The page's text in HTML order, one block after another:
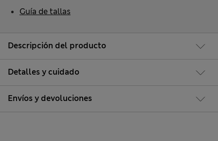
Descripción del producto
Detalles y cuidado
Envíos y devoluciones
Guía de tallas